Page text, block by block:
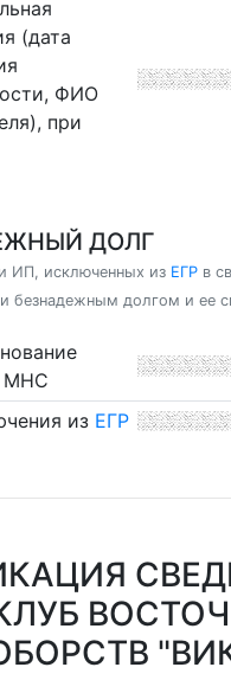
(дата
ФИО
при
ДОЛГ
ИП, исключенных из ЕГР в
безнадежным долгом и ее
МНС
из ЕГР